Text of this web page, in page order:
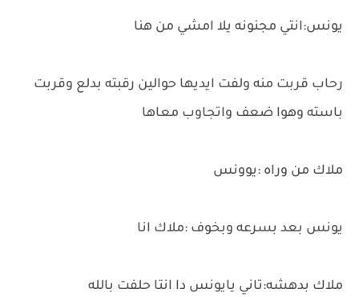
يونس:انتي مجنونه يلا امشي من هنا
رحاب قربت منه ولفت ايديها حوالين رقبته بدلع وقربت
باسته وهوا ضعف واتجاوب معاها
ملاك من وراه :يوونس
يونس بعد بسرعه وبخوف :ملاك انا
ملاك بدهشه:تاني يايونس دا انتا حلفت بالله